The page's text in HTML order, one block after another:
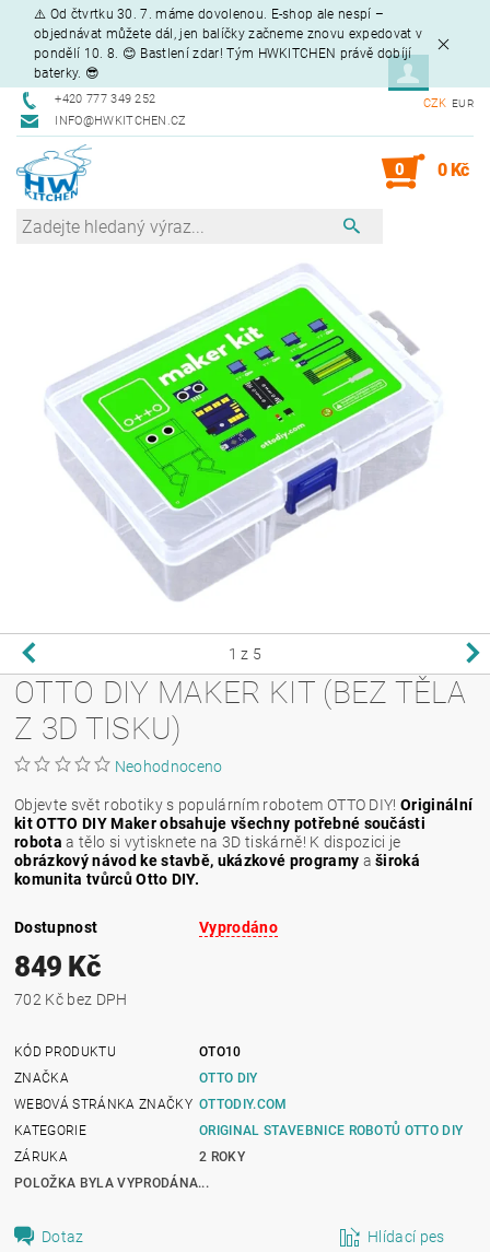
⚠️ Od čtvrtku 30. 7. máme dovolenou. E-shop ale nespí –
objednávat můžete dál, jen balíčky začneme znovu expedovat v
pondělí 10. 8. 😊 Bastlení zdar! Tým HWKITCHEN právě dobíjí
baterky. 😎
+420 777 349 252
INFO@HWKITCHEN.CZ
CZK EUR
0 0 Kč
1 z 5
OTTO DIY MAKER KIT (BEZ TĚLA
Z 3D TISKU)
Neohodnoceno
Objevte svět robotiky s populárním robotem OTTO DIY!Originální
kit OTTO DIY Maker obsahuje všechny potřebné součásti
robota a tělo si vytisknete na 3D tiskárně! K dispozici je
obrázkový návod ke stavbě, ukázkové programy aširoká
komunita tvůrců Otto DIY.
Dostupnost Vyprodáno
849 Kč
702 Kč bez DPH
KÓD PRODUKTU
OTO10
ZNAČKA
OTTO DIY
WEBOVÁ STRÁNKA ZNAČKY OTTODIY.COM
KATEGORIE
ORIGINAL STAVEBNICE ROBOTŮ OTTO DIY
ZÁRUKA
2 ROKY
POLOŽKA BYLA VYPRODÁNA...
Dotaz Hlídací pes